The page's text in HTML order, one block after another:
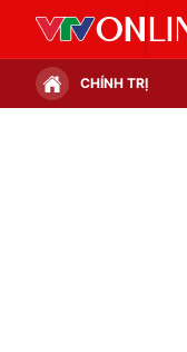
CHÍNH TRỊ